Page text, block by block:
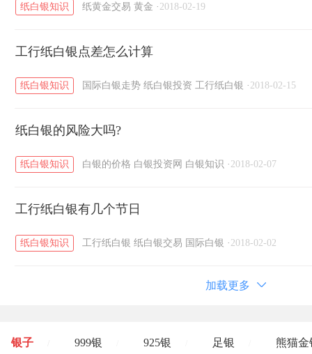
纸白银知识 纸黄金交易 黄金 · 2018-02-19
工行纸白银点差怎么计算
纸白银知识 国际白银走势 纸白银投资 工行纸白银 · 2018-02-15
纸白银的风险大吗?
纸白银知识 白银的价格 白银投资网 白银知识 · 2018-02-07
工行纸白银有几个节日
纸白银知识 工行纸白银 纸白银交易 国际白银 · 2018-02-02
加载更多
银子 999银 925银 足银 熊猫金